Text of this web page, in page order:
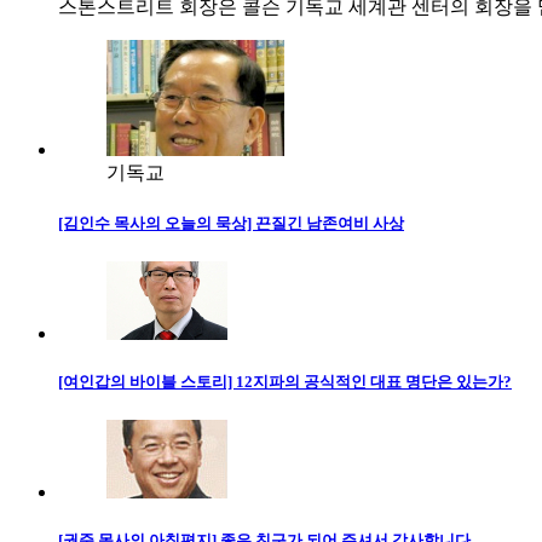
스톤스트리트 회장은 콜슨 기독교 세계관 센터의 회장
기독교
[김인수 목사의 오늘의 묵상] 끈질긴 남존여비 사상
[여인갑의 바이블 스토리] 12지파의 공식적인 대표 명단은 있는가?